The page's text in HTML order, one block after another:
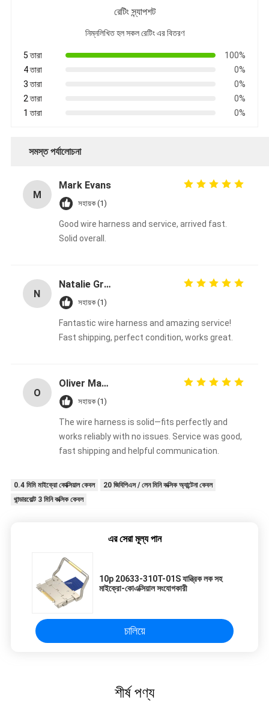
রেটিং স্ন্যাপশট
নিম্নলিখিত হল সকল রেটিং এর বিতরণ
5 তারা
100%
4 তারা
0%
3 তারা
0%
2 তারা
0%
1 তারা
0%
সমস্ত পর্যালোচনা
M
Mark Evans
সহায়ক (1)
Good wire harness and service, arrived fast.
Solid overall.
N
Natalie Green
সহায়ক (1)
Fantastic wire harness and amazing service!
Fast shipping, perfect condition, works great.
O
Oliver Martinez
সহায়ক (1)
The wire harness is solid—fits perfectly and
works reliably with no issues. Service was good,
fast shipping and helpful communication.
0.4 মিমি মাইক্রো কোক্সিয়াল কেবল
20 জিবিপিএস / লেন মিনি কক্সিক অ্যান্টেনা কেবল
থান্ডারবোল্ট 3 মিনি কক্সিক কেবল
এর সেরা মূল্য পান
10p 20633-310T-01S যান্ত্রিক লক সহ
মাইক্রো-কোএক্সিয়াল সংযোগকারী
চালিয়ে
শীর্ষ পণ্য